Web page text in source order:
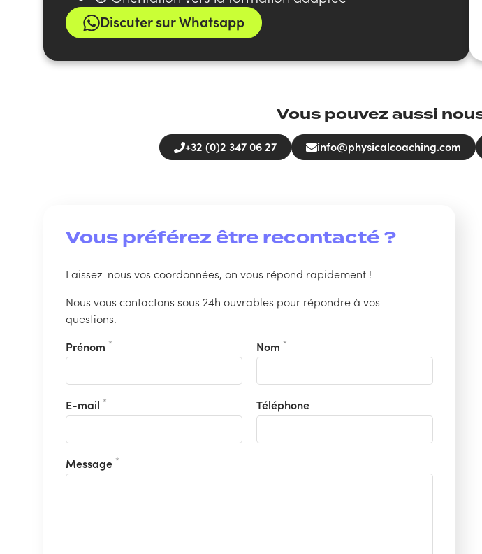
Discuter sur Whatsapp
Vous pouvez aussi
+32 (0)2 347 06 27 info@physicalcoaching.com
Vous préférez être recontacté ?
Laissez-nous vos coordonnées, on vous répond rapidement !
Nous vous contactons sous 24h ouvrables pour répondre à vos
questions.
Prénom * Nom *
E-mail * Téléphone
Message *